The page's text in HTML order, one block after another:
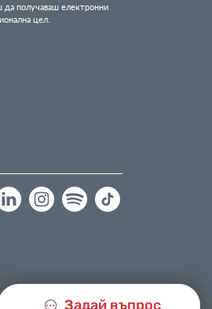
да получаваш електронни
цел.